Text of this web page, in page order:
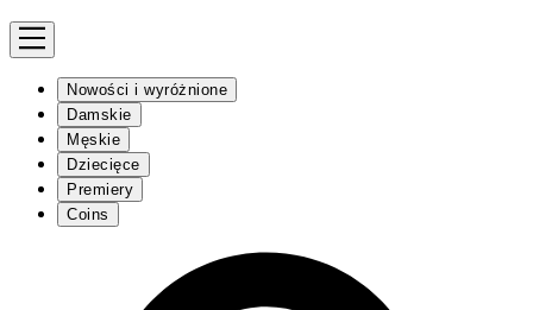
Nowości i wyróżnione
Damskie
Męskie
Dziecięce
Premiery
Coins